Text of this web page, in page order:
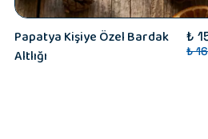
Papatya Kişiye Özel Bardak
Altlığı
₺
₺